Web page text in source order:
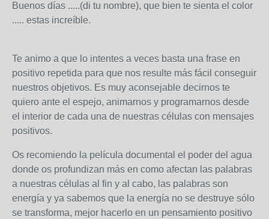
Buenos días .....(di tu nombre), que bien te sienta el color
..... estas increíble.
Te animo a que lo intentes a veces basta una frase en
positivo repetida para que nos resulte más fácil conseguir
nuestros objetivos. Es muy aconsejable decirnos te
quiero ante el espejo, animarnos y programarnos desde
el interior de cada una de nuestras células con mensajes
positivos.
Os recomiendo la película documental el poder del agua
donde os profundizan más en como afectan las palabras
a nuestras células al fin y al cabo, las palabras son
energía y ya sabemos que la energía no se destruye sólo
se transforma, mejor hacerlo en un pensamiento positivo